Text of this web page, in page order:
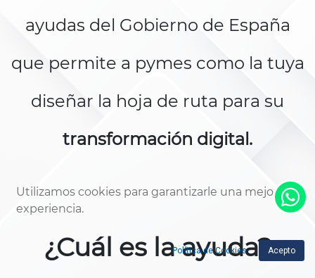
ayudas del Gobierno de España
que permite a pymes como la tuya
diseñar la hoja de ruta para su
transformación digital.
¿Cuál es la ayuda?
Utilizamos cookies para garantizarle una mejor
experiencia.
Política de Cookies Acepto